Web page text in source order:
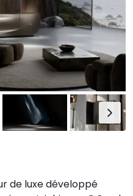
de luxe développé